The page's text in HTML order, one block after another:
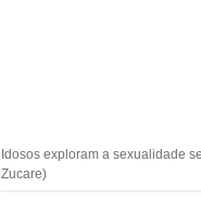
Idosos exploram a sexualidade
Zucare)